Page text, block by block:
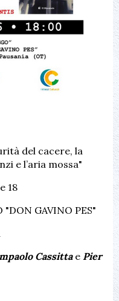
del cacere, la
e l’aria mossa"
18
GAVINO PES"
Cassittae Pier